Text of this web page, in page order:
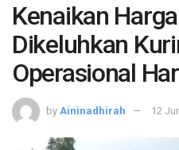
Kenaikan
Dikeluhkan
Operasional
by Aininadhirah 12